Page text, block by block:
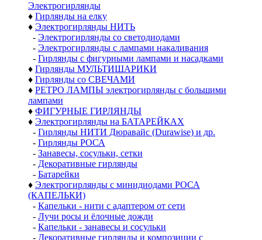
Электро­гирлянды
♦ Гирлянды на елку
♦ Электрогирлянды НИТЬ
- Электрогирлянды со светодиодами
- Электрогирлянды с лампами накаливания
- Гирлянды с фигурными лампами и насадками
♦ Гирлянды МУЛЬТИШАРИКИ
♦ Гирлянды со СВЕЧАМИ
♦ РЕТРО ЛАМПЫ электрогирлянды с большими
лампами
♦ ФИГУРНЫЕ ГИРЛЯНДЫ
♦ Электрогирлянды на БАТАРЕЙКАХ
- Гирлянды НИТИ Дюравайс (Durawise) и др.
- Гирлянды РОСА
- Занавесы, сосульки, сетки
- Декоративные гирлянды
- Батарейки
♦ Электрогирлянды с минидиодами РОСА
(КАПЕЛЬКИ)
- Капельки - нити с адаптером от сети
- Лучи росы и ёлочные дожди
- Капельки - занавесы и сосульки
- Декоративные гирлянды и композиции с